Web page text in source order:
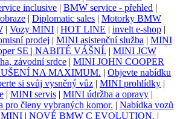
inclusive | BMW service - přehled |
| Diplomatic sales | Motorky BMW
| Vozy MINI | HOT LINE | invelt e-shop |
prodej | MINI asistenční služba | MINI
SE | NABITÉ VÁŠNÍ. | MINI JCW
závodní srdce | MINI JOHN COOPER
NA MAXIMUM. | Objevte nabídku
si svůj vysněný vůz | MINI prohlídky |
| MINI servis | MINI údržba a opravy |
pro členy vybraných komor. | Nabídka vozů
| NOVÉ BMW C EVOLUTION. |